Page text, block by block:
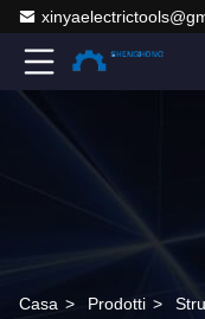
Casa > Prodotti >